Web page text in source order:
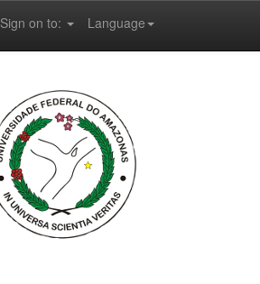
Language
Sign on to: